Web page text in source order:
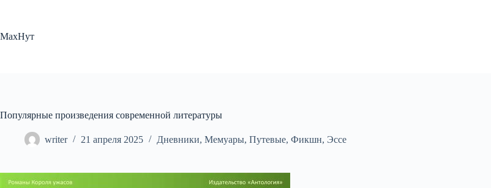
МахНут
Популярные произведения современной литературы
writer 21 апреля 2025 Дневники, Мемуары, Путевые, Фикшн, Эссе